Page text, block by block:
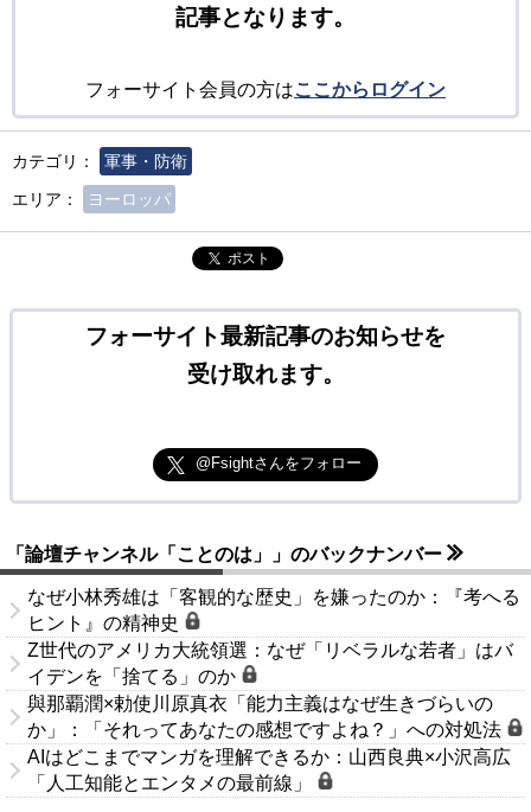
記事となります。
フォーサイト会員の方はここからログイン
カテゴリ：
軍事・防衛
エリア：
ヨーロッパ
ポスト
フォーサイト最新記事のお知らせを
受け取れます。
@Fsightさんをフォロー
「論壇チャンネル「ことのは」」のバックナンバー
なぜ小林秀雄は「客観的な歴史」を嫌ったのか：『考へる
ヒント』の精神史
Z世代のアメリカ大統領選：なぜ「リベラルな若者」はバ
イデンを「捨てる」のか
與那覇潤×勅使川原真衣「能力主義はなぜ生きづらいの
か」：「それってあなたの感想ですよね？」への対処法
AIはどこまでマンガを理解できるか：山西良典×小沢高広
「人工知能とエンタメの最前線」